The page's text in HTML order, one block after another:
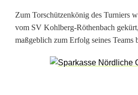
a
c
Zum Torschützenkönig des Turniers
vom SV Kohlberg-Röthenbach
maßgeblich zum Erfolg seines Teams